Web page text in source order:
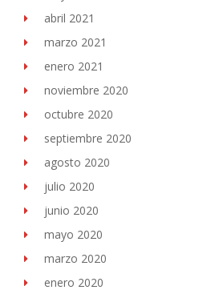
abril 2021
marzo 2021
enero 2021
noviembre 2020
octubre 2020
septiembre 2020
agosto 2020
julio 2020
junio 2020
mayo 2020
marzo 2020
enero 2020